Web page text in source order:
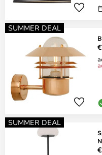
SUMMER DEAL
SUMMER DEAL